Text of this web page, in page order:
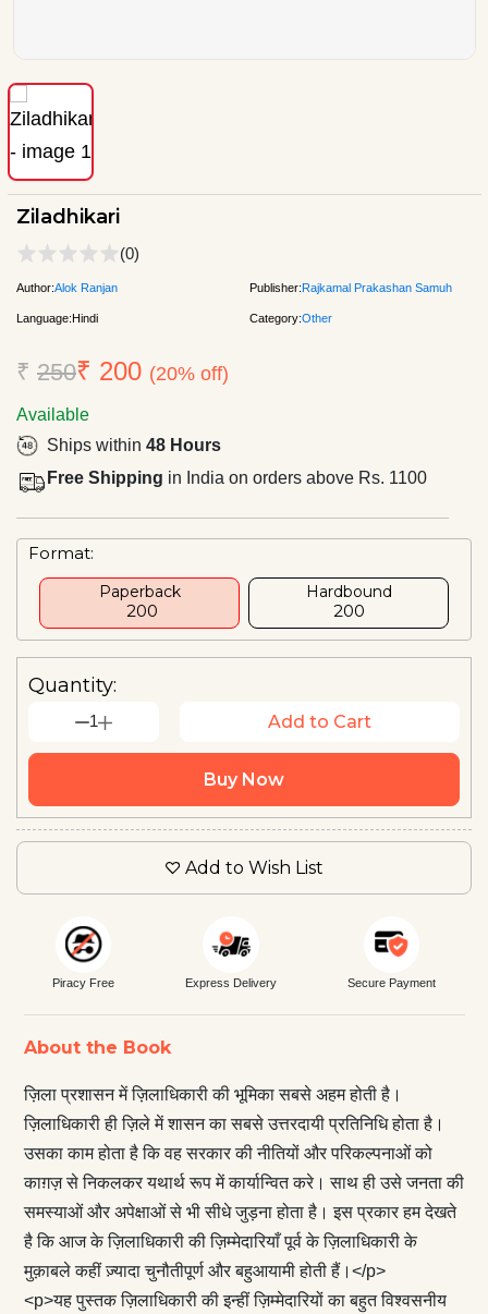
Ziladhikari
(0)
Author:Alok Ranjan Publisher:Rajkamal Prakashan Samuh
Language:Hindi Category:Other
₹ 250₹ 200 (20% off)
Available
Ships within 48 Hours
Free Shipping in India on orders above Rs. 1100
Format:
Paperback
₹ 200
Hardbound
₹200
Quantity:
1 Add to Cart
Buy Now
Add to Wish List
Piracy Free Express Delivery Secure Payment
About the Book
ज़िला प्रशासन में ज़िलाधिकारी की भूमिका सबसे अहम होती है।
ज़िलाधिकारी ही ज़िले में शासन का सबसे उत्तरदायी प्रतिनिधि होता है।
उसका काम होता है कि वह सरकार की नीतियों और परिकल्पनाओं को
काग़ज़ से निकलकर यथार्थ रूप में कार्यान्वित करे। साथ ही उसे जनता की
समस्याओं और अपेक्षाओं से भी सीधे जुड़ना होता है। इस प्रकार हम देखते
है कि आज के ज़िलाधिकारी की ज़िम्मेदारियाँ पूर्व के ज़िलाधिकारी के
मुक़ाबले कहीं ज़्यादा चुनौतीपूर्ण और बहुआयामी होती हैं।</p>
<p>यह पुस्तक ज़िलाधिकारी की इन्हीं ज़िम्मेदारियों का बहुत विश्वसनीय